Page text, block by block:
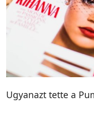
Ugyanazt tette a